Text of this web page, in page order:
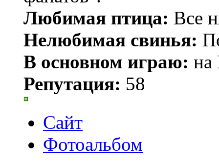
Любимая птица: Все
Нелюбимая свинья:
В основном играю: на
Репутация: 58
Сайт
Фотоальбом